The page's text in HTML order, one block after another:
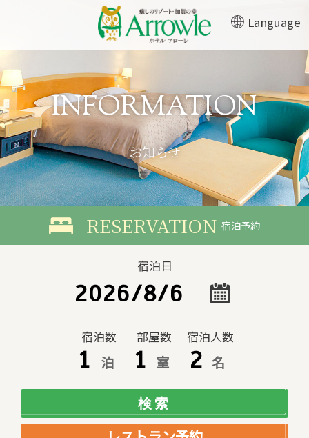
Language
宿泊予約
宿泊日
宿泊数
泊
部屋数
室
宿泊人数
名
お知らせ